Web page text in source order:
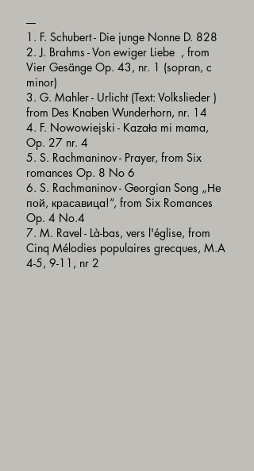
----
1. F. Schubert - Die junge Nonne D. 828
2. J. Brahms - Von ewiger Liebe , from
Vier Gesänge Op. 43, nr. 1 (sopran, c
minor)
3. G. Mahler - Urlicht (Text: Volkslieder )
from Des Knaben Wunderhorn, nr. 14
4. F. Nowowiejski - Kazała mi mama,
Op. 27 nr. 4
5. S. Rachmaninov - Prayer, from Six
romances Op. 8 No 6
6. S. Rachmaninov - Georgian Song „Не
пой, красавицa!“, from Six Romances
Op. 4 No.4
7. M. Ravel - Là-bas, vers l'église, from
Cinq Mélodies populaires grecques, M.A
4-5, 9-11, nr 2